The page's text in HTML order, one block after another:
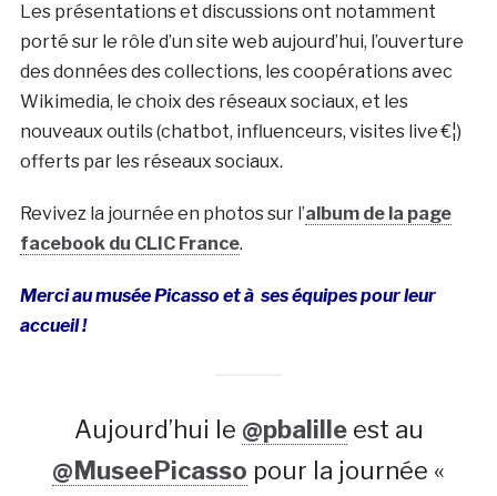
Les présentations et discussions ont notamment
porté sur le rôle d’un site web aujourd’hui, l’ouverture
des données des collections, les coopérations avec
Wikimedia, le choix des réseaux sociaux, et les
nouveaux outils (chatbot, influenceurs, visites live €¦)
offerts par les réseaux sociaux.
Revivez la journée en photos sur l’album de la page
facebook du CLIC France.
Merci au musée Picasso et à ses équipes pour leur
accueil !
Aujourd’hui le @pbalilleest au
@MuseePicasso pour la journée «